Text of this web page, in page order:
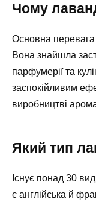
Чому
Основна перевага
Вона знайшла
парфумерії та
заспокійливим
виробництві
Який тип
Існує понад 30
є англійська й